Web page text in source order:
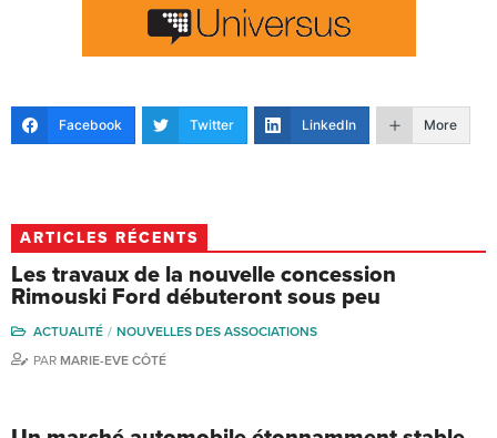
Facebook Twitter LinkedIn More
ARTICLES RÉCENTS
Les travaux de la nouvelle concession
Rimouski Ford débuteront sous peu
ACTUALITÉ
NOUVELLES DES ASSOCIATIONS
PAR MARIE-EVE CÔTÉ